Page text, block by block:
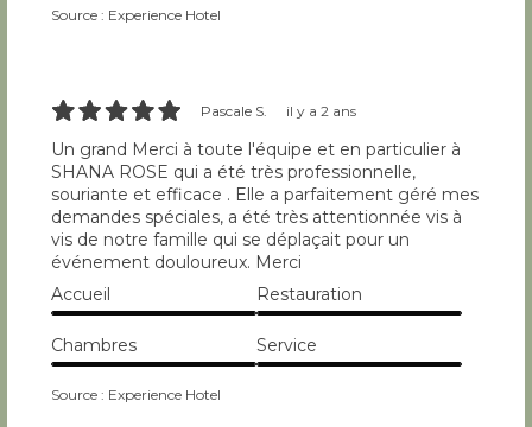
Source : Experience Hotel
10/10 Pascale S. il y a 2 ans
Un grand Merci à toute l'équipe et en particulier à
SHANA ROSE qui a été très professionnelle,
souriante et efficace . Elle a parfaitement géré mes
demandes spéciales, a été très attentionnée vis à
vis de notre famille qui se déplaçait pour un
événement douloureux. Merci
Accueil
Restauration
Chambres
Service
Source : Experience Hotel